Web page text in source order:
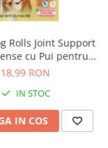
Rolls Joint Support
cu Pui pentru
Caini
18,99 RON
IN STOC
IN COS